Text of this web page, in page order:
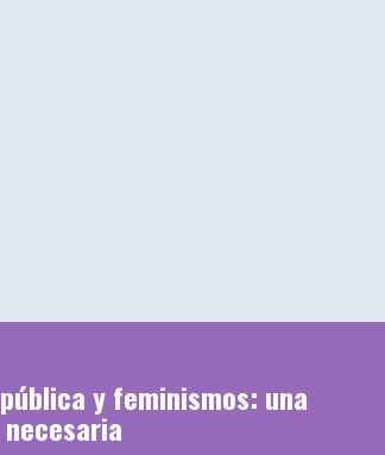
y feminismos: una